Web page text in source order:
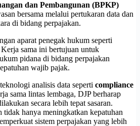
dan Pembangunan (BPKP)
bersama melalui pertukaran data dan
di bidang perpajakan.
aparat penegak hukum seperti
sama ini bertujuan untuk
pidana di bidang perpajakan
wajib pajak.
analisis data seperti compliance
sama lintas lembaga, DJP berharap
secara lebih tepat sasaran.
tidak hanya meningkatkan kepatuhan
sistem perpajakan yang lebih